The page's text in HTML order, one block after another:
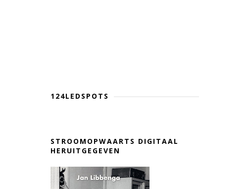
124LEDSPOTS
STROOMOPWAARTS DIGITAAL
HERUITGEGEVEN